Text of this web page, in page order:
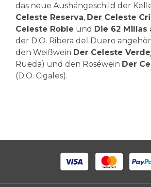
das neue Aushängeschild der
Celeste Reserva, Der Celeste
Celeste Roble und Die 62 Millas
der D.O. Ribera del Duero
den Weißwein Der Celeste
Rueda) und den Roséwein Der
(D.O. Cigales).